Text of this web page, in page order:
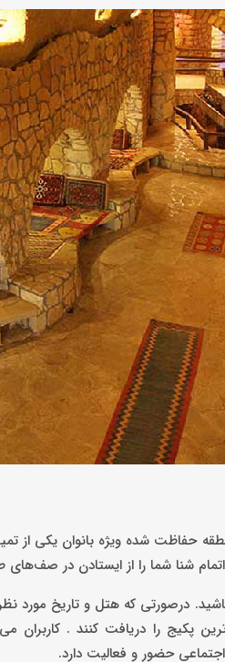
حفاظت شده ویژه بانوان یکی از
شنا شما را از ایستادن در صف‌های
درصورتی که هتل و تاریخ
پکیج را دریافت کنند . کاربران
حضور و فعالیت دارد.